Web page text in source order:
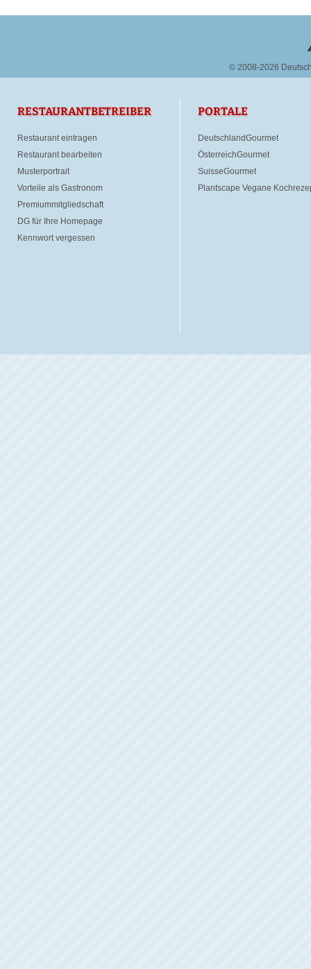
© 2008-2026
RESTAURANTBETREIBER
Restaurant eintragen
Restaurant bearbeiten
Musterportrait
Vorteile als Gastronom
Premiummitgliedschaft
DG für Ihre Homepage
Kennwort vergessen
PORTALE
DeutschlandGourmet
ÖsterreichGourmet
SuisseGourmet
Plantscape Vegane